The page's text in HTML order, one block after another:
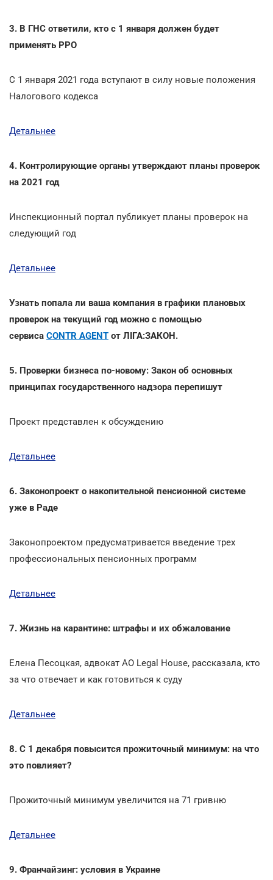
3. В ГНС ответили, кто с 1 января должен будет
применять РРО
С 1 января 2021 года вступают в силу новые положения
Налогового кодекса
Детальнее
4. Контролирующие органы утверждают планы проверок
на 2021 год
Инспекционный портал публикует планы проверок на
следующий год
Детальнее
Узнать попала ли ваша компания в графики плановых
проверок на текущий год можно с помощью
сервиса CONTR AGENT от ЛІГА:ЗАКОН.
5. Проверки бизнеса по-новому: Закон об основных
принципах государственного надзора перепишут
Проект представлен к обсуждению
Детальнее
6. Законопроект о накопительной пенсионной системе
уже в Раде
Законопроектом предусматривается введение трех
профессиональных пенсионных программ
Детальнее
7. Жизнь на карантине: штрафы и их обжалование
Елена Песоцкая, адвокат АО Legal House, рассказала, кто
за что отвечает и как готовиться к суду
Детальнее
8. С 1 декабря повысится прожиточный минимум: на что
это повлияет?
Прожиточный минимум увеличится на 71 гривню
Детальнее
9. Франчайзинг: условия в Украине